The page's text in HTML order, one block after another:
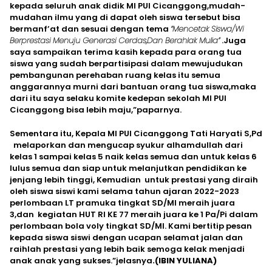
kepada seluruh anak didik MI PUI Cicanggong,mudah-
mudahan ilmu yang di dapat oleh siswa tersebut bisa
bermanf’at dan sesuai dengan tema “Mencetak Siswa/Wi
Berprestasi Menuju Generasi Cerdas,Dan Berahlak Mulia”.Juga
saya sampaikan terima kasih kepada para orang tua
siswa yang sudah berpartisipasi dalam mewujudukan
pembangunan perehaban ruang kelas itu semua
anggarannya murni dari bantuan orang tua siswa,maka
dari itu saya selaku komite kedepan sekolah MI PUI
Cicanggong bisa lebih maju,”paparnya.
Sementara itu, Kepala MI PUI Cicanggong Tati Haryati S,Pd
melaporkan dan mengucap syukur alhamdullah dari
kelas 1 sampai kelas 5 naik kelas semua dan untuk kelas 6
lulus semua dan siap untuk melanjutkan pendidikan ke
jenjang lebih tinggi, Kemudian untuk prestasi yang diraih
oleh siswa siswi kami selama tahun ajaran 2022-2023
perlombaan LT pramuka tingkat SD/MI meraih juara
3,dan kegiatan HUT RI KE 77 meraih juara ke 1 Pa/Pi dalam
perlombaan bola voly tingkat SD/MI. Kami bertitip pesan
kepada siswa siswi dengan ucapan selamat jalan dan
raihlah prestasi yang lebih baik semoga kelak menjadi
anak anak yang sukses.”jelasnya.(IBIN YULIANA)